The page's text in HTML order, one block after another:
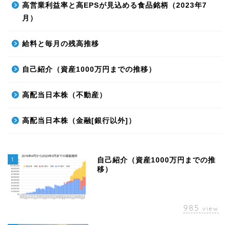
高営業利益率と高EPSが見込める食品銘柄（2023年7
月）
給料と毎月の残高推移
自己紹介（資産1000万円までの推移）
高配当日本株（不動産）
高配当日本株（金融[銀行以外]）
1
自己紹介（資産1000万円までの推
移）
985 view